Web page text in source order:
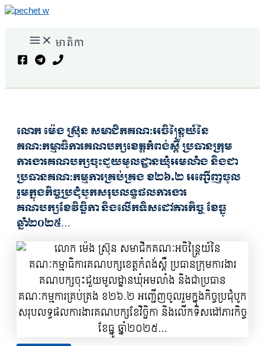
Skip
contentMain
Menu មាតិកា
លោក ម៉េង ស្រ៊ុន សមាជិកគណៈអចិន្ត្រៃយ៍នៃ
គណៈកម្មាធិការគណបក្សខេត្តកំពង់ស្ពឺ ប្រធានក្រុម
ការងារគណបក្សចុះជួយមូលដ្ឋានឃុំអមលាំង និងជា
ប្រធានគណៈកម្មការគ្រប់គ្រង ខ២៦.២ អញ្ជើញ​ចូល​
រួម​ក្នុងកិច្ចប្រជុំបូកសរុបលទ្ធផលការងារ
គណបក្សខែវិច្ឆិកា និងលើកទិសដៅភារកិច្ច ខែធ្នូ
ឆ្នាំ២០២៥…